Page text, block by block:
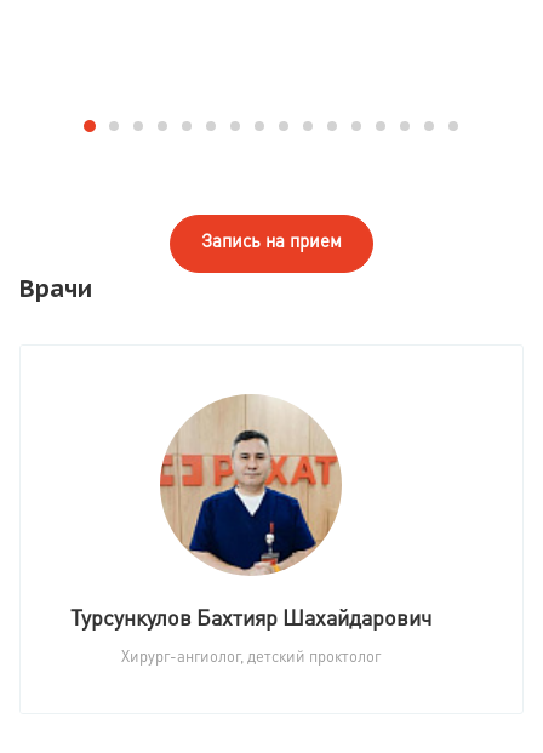
Запись на прием
Врачи
Турсункулов Бахтияр Шахайдарович
Хирург-ангиолог, детский проктолог